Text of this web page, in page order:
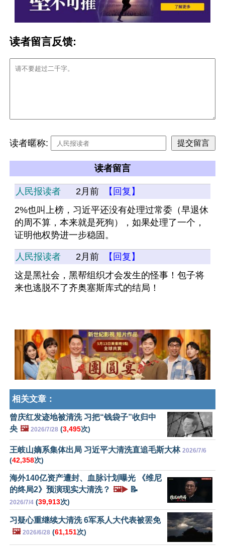
读者留言反馈:
读者暱称:
读者留言
人民报读者 2月前
【回复】
2%也叫上榜，习近平还没有处理过常委（早退休
的周不算，本来就是死狗），如果处理了一个，
证明他权势进一步稳固。
人民报读者 2月前
【回复】
这是黑社会，黑帮组织才会发生的怪事！包子将
来也逃脱不了齐奥塞斯库式的结局！
相关文章：
曾庆红发迹地被清洗 习把“钱袋子”收归中
央 🖼️ 2026/7/28 (3,495次)
王岐山嫡系集体出局 习近平大清洗直追毛斯大林 2026/7/6
(42,358次)
海外140亿资产遭封、血脉计划曝光 《维尼
的终局2》预演现实大清洗？ 🖼️▶️ 📝
2026/7/4 (39,913次)
习疑心重继续大清洗 6军系人大代表被罢免
🖼️ 2026/6/28 (61,151次)